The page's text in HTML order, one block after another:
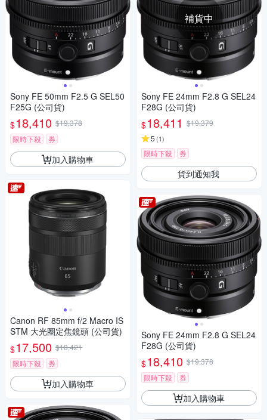
Sony FE 50mm F2.5 G SEL50
F25G (公司貨)
$18,410 $19,378
限時下殺
券
加入購物車
Canon RF 85mm f/2 Macro IS
STM 大光圈定焦鏡頭 (公司貨)
$17,500 $18,421
限時下殺
券
加入購物車
補貨中
Sony FE 24mm F2.8 G SEL24
F28G (公司貨)
$18,411 $19,379
5 (1)
限時下殺 券
貨到通知我
Sony FE 24mm F2.8 G SEL24
F28G (公司貨)
$18,410 $19,378
限時下殺
券
加入購物車